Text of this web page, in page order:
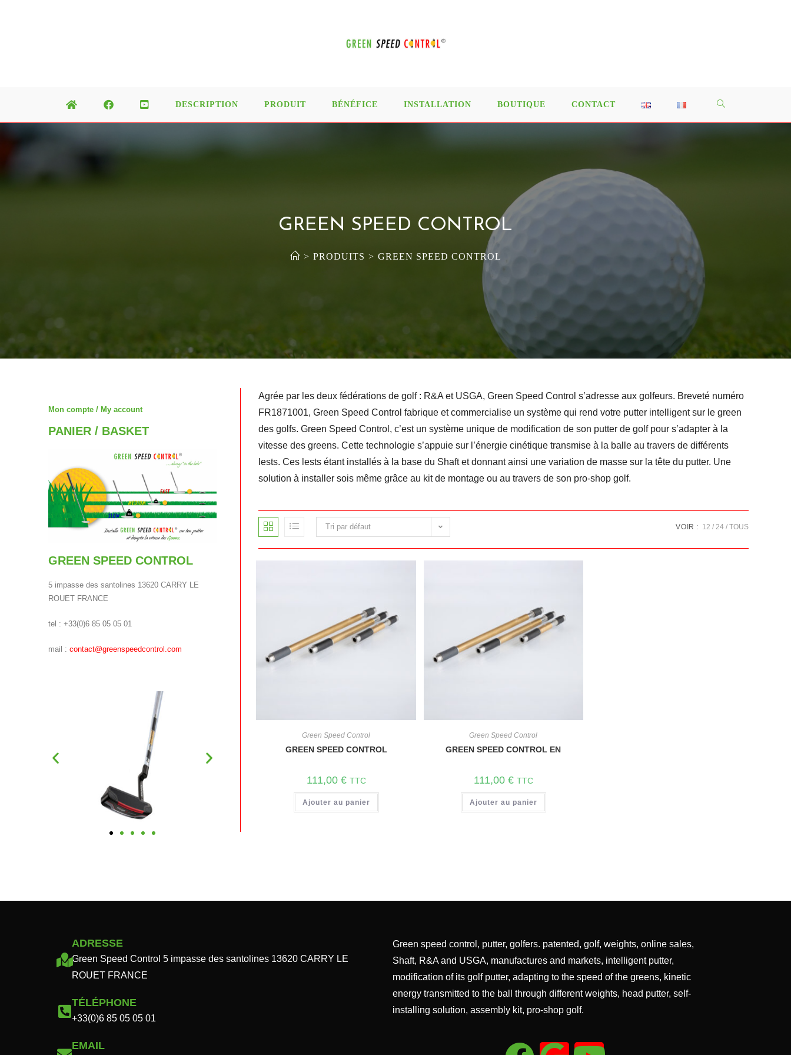
DESCRIPTION PRODUIT BÉNÉFICE INSTALLATION BOUTIQUE CONTACT
GREEN SPEED CONTROL
> PRODUITS > GREEN SPEED CONTROL
Agrée par les deux fédérations de golf : R&A et USGA, Green Speed Control s’adresse aux golfeurs. Breveté numéro
FR1871001, Green Speed Control fabrique et commercialise un système qui rend votre putter intelligent sur le green
des golfs. Green Speed Control, c’est un système unique de modification de son putter de golf pour s’adapter à la
vitesse des greens. Cette technologie s’appuie sur l’énergie cinétique transmise à la balle au travers de différents
lests. Ces lests étant installés à la base du Shaft et donnant ainsi une variation de masse sur la tête du putter. Une
solution à installer sois même grâce au kit de montage ou au travers de son pro-shop golf.
Tri par défaut VOIR : 12 24 TOUS
Green Speed Control
GREEN SPEED CONTROL
111,00 € TTC
Ajouter au panier
Green Speed Control
GREEN SPEED CONTROL EN
111,00 € TTC
Ajouter au panier
Mon compte / My account
PANIER / BASKET
GREEN SPEED CONTROL
5 impasse des santolines 13620 CARRY LE
ROUET FRANCE
tel : +33(0)6 85 05 05 01
mail : contact@greenspeedcontrol.com
ADRESSE
Green Speed Control 5 impasse des santolines 13620 CARRY LE
ROUET FRANCE
TÉLÉPHONE
+33(0)6 85 05 05 01
EMAIL
Green speed control, putter, golfers. patented, golf, weights, online sales,
Shaft, R&A and USGA, manufactures and markets, intelligent putter,
modification of its golf putter, adapting to the speed of the greens, kinetic
energy transmitted to the ball through different weights, head putter, self-
installing solution, assembly kit, pro-shop golf.